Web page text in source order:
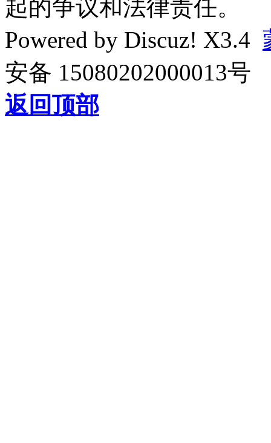
起的争议和法律责任。
Powered by Discuz! X3.4
安备 15080202000013号
返回顶部